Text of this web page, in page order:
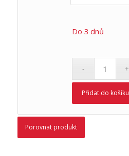
Do 3 dnů
Přidat do košíku
Porovnat produkt